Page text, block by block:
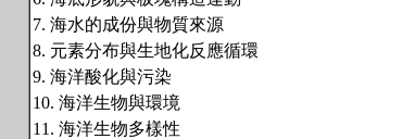
7. 海水的成份與物質來源
8. 元素分布與生地化反應循環
9. 海洋酸化與污染
10. 海洋生物與環境
11. 海洋生物多樣性